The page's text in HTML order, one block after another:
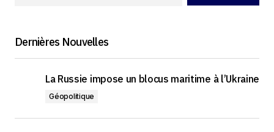
Dernières Nouvelles
La Russie impose un blocus maritime à l’Ukraine
Géopolitique